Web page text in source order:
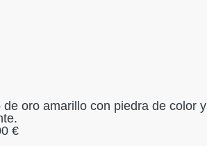
de oro amarillo con piedra de color y
€